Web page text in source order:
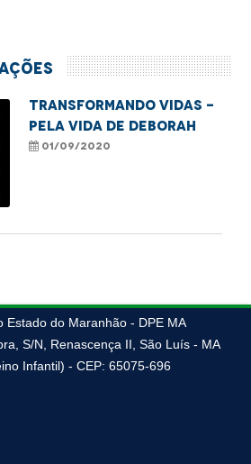
TRANSFORMANDO VIDAS -
Pela vida de Deborah
01/09/2020
Estado do Maranhão - DPE MA
S/N, Renascença II, São Luís - MA
Infantil) - CEP: 65075-696